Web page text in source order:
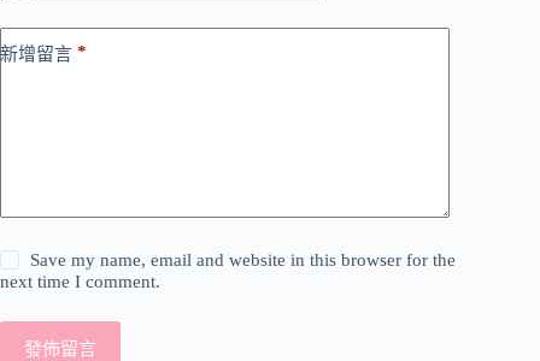
新增留言 *
Save my name, email and website in this browser for the
next time I comment.
發佈留言